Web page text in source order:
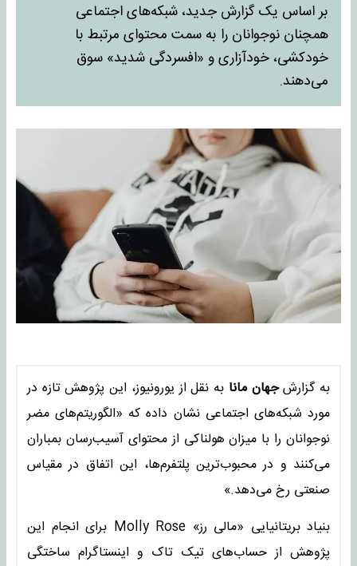
بر اساس یک گزارش جدید، شبکه‌های اجتماعی
همچنان نوجوانان را به سمت محتوای مرتبط با
خودکشی، خودآزاری و «افسردگی شدید» سوق
می‌دهند.
به گزارشجهان مانا به نقل از یورونیوز، این پژوهش تازه در
مورد شبکه‌های اجتماعی نشان داده که «الگوریتم‌های مضر
نوجوانان را با میزان هولناکی از محتوای آسیب‌رسان بمباران
می‌کنند و در محبوب‌ترین پلتفرم‌ها، این اتفاق در مقیاس
صنعتی رخ می‌دهد.»
بنیاد بریتانیایی «مالی رز» Molly Rose برای انجام این
پژوهش از حساب‌های تیک تاک و اینستاگرام ساختگی